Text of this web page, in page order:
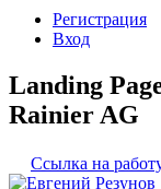
Регистрация
Вход
Landing
Rainier AG
Ссылка на